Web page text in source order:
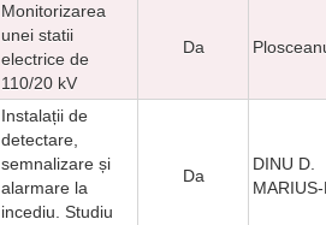
Monitorizarea
unei statii
electrice de
110/20 kV
Da
Instalații de
detectare,
semnalizare și
alarmare la
incediu. Studiu
Da
DINU D.